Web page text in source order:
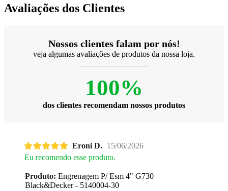
Avaliações dos Clientes
Nossos clientes falam por nós!
veja algumas avaliações de produtos da nossa loja.
100%
dos clientes recomendam nossos produtos
Eroni D. 15/06/2026
Eu recomendo esse produto.
Produto: Engrenagem P/ Esm 4" G730
Black&Decker - 5140004-30